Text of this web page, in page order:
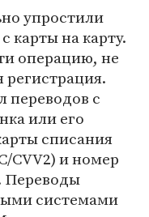
упростили
карты на карту.
операцию, не
регистрация.
переводов с
или его
списания
CVV2) и номер
Переводы
системами